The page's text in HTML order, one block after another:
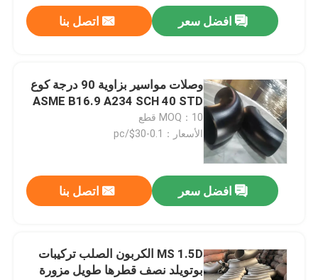
افضل سعر اتصل بنا
وصلات مواسير بزاوية 90 درجة كوع
ASME B16.9 A234 SCH 40 STD
MOQ：10 قطع
الأسعار：0.1-30$/pc
افضل سعر اتصل بنا
MS 1.5D الكربون الصلب تركيبات
بوتويلد نصف قطرها طويل مزورة